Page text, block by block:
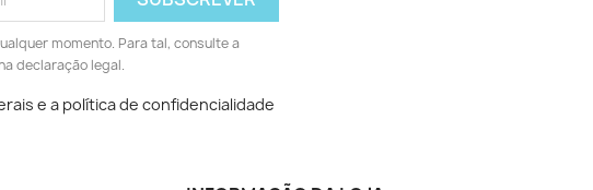
momento. Para tal, consulte a
declaração legal.
e a política de confidencialidade